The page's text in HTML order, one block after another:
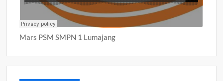
Mars PSM SMPN 1 Lumajang